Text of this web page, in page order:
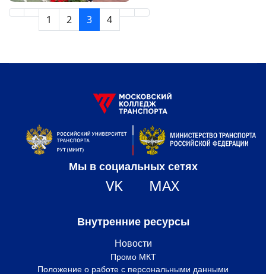
1 2 3 4
Мы в социальных сетях
VK MAX
Внутренние ресурсы
Новости
Промо МКТ
Положение о работе с персональными данными